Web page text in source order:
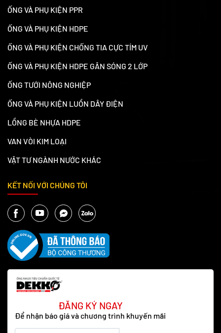
ỐNG VÀ PHỤ KIỆN PPR
ỐNG VÀ PHỤ KIỆN HDPE
ỐNG VÀ PHỤ KIỆN CHỐNG TIA CỰC TÍM UV
ỐNG VÀ PHỤ KIỆN HDPE GÂN SÓNG 2 LỚP
ỐNG TƯỚI NÔNG NGHIỆP
ỐNG VÀ PHỤ KIỆN LUỒN DÂY ĐIỆN
LỒNG BÈ NHỰA HDPE
VAN VÒI KIM LOẠI
VẬT TƯ NGÀNH NƯỚC KHÁC
KẾT NỐI VỚI CHÚNG TÔI
ĐĂNG KÝ NGAY
Để nhận báo giá và chương trình khuyến mãi